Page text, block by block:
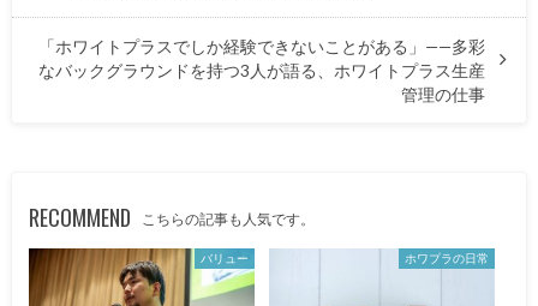
「ホワイトプラスでしか経験できないことがある」——多彩
なバックグラウンドを持つ3人が語る、ホワイトプラス生産
管理の仕事
RECOMMEND こちらの記事も人気です。
バリュー ホワプラの日常